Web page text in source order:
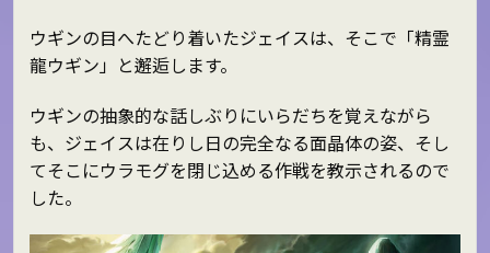
ウギンの目へたどり着いたジェイスは、そこで「精霊
龍ウギン」と邂逅します。
ウギンの抽象的な話しぶりにいらだちを覚えながら
も、ジェイスは在りし日の完全なる面晶体の姿、そし
てそこにウラモグを閉じ込める作戦を教示されるので
した。